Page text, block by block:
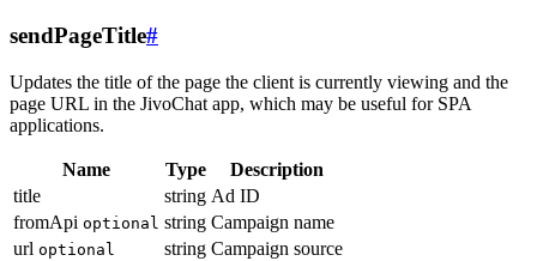
sendPageTitle#
Updates the title of the page the client is currently viewing and the
page URL in the JivoChat app, which may be useful for SPA
applications.
Name Type
Description
title
string Ad ID
fromApi optional string Campaign name
url optional string Campaign source